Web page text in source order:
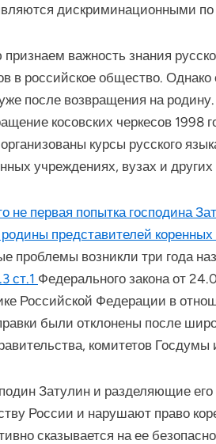
дискриминационными по
важность знания
в российское общество.
после возвращения на
косовских черкесов 1998
курсы русского
учреждениях, вузах и
не первая попытка господина
представителей
проблемы возникли три года
ст.1 Федерального закона от
Российской Федерации в
были отклонены после
комитетов Госдумы
Затулин и разделяющие
России и нарушают право
сказывается на ее